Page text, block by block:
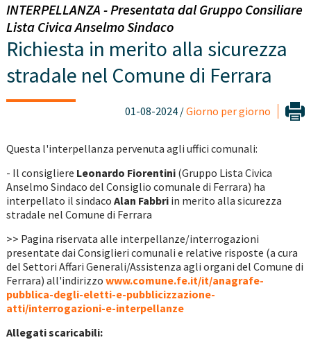
INTERPELLANZA - Presentata dal Gruppo Consiliare
Lista Civica Anselmo Sindaco
Richiesta in merito alla sicurezza
stradale nel Comune di Ferrara
01-08-2024 /Giorno per giorno
Questa l'interpellanza pervenuta agli uffici comunali:
- Il consigliere Leonardo Fiorentini(Gruppo Lista Civica
Anselmo Sindaco del Consiglio comunale di Ferrara) ha
interpellato il sindaco Alan Fabbriin merito alla sicurezza
stradale nel Comune di Ferrara
>> Pagina riservata alle interpellanze/interrogazioni
presentate dai Consiglieri comunali e relative risposte (a cura
del Settori Affari Generali/Assistenza agli organi del Comune di
Ferrara) all'indirizzo www.comune.fe.it/it/anagrafe-
pubblica-degli-eletti-e-pubblicizzazione-
atti/interrogazioni-e-interpellanze
Allegati scaricabili: